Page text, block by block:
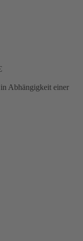
Abhängigkeit einer